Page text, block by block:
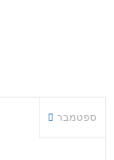
ספטמבר